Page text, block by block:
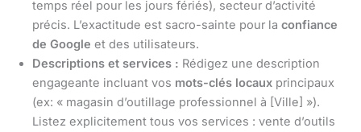
temps réel pour les jours fériés), secteur d’activité
précis. L’exactitude est sacro-sainte pour la confiance
de Google et des utilisateurs.
Descriptions et services : Rédigez une description
engageante incluant vos mots-clés locaux principaux
(ex: « magasin d’outillage professionnel à [Ville] »).
Listez explicitement tous vos services : vente d’outils